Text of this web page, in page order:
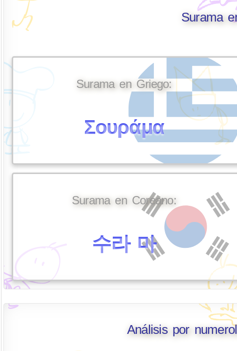
Surama
Surama en Griego:
Σουράμα
Surama en Coreano:
수라 마
Análisis por